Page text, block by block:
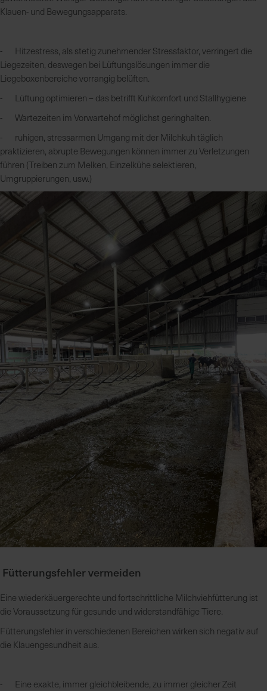
Klauen- und Bewegungsapparats.
- Hitzestress, als stetig zunehmender Stressfaktor, verringert die
Liegezeiten, deswegen bei Lüftungslösungen immer die
Liegeboxenbereiche vorrangig belüften.
- Lüftung optimieren – das betrifft Kuhkomfort und Stallhygiene
- Wartezeiten im Vorwartehof möglichst geringhalten.
- ruhigen, stressarmen Umgang mit der Milchkuh täglich
praktizieren, abrupte Bewegungen können immer zu Verletzungen
führen (Treiben zum Melken, Einzelkühe selektieren,
Umgruppierungen, usw.)
Fütterungsfehler vermeiden
Eine wiederkäuergerechte und fortschrittliche Milchviehfütterung ist
die Voraussetzung für gesunde und widerstandfähige Tiere.
Fütterungsfehler in verschiedenen Bereichen wirken sich negativ auf
die Klauengesundheit aus.
- Eine exakte, immer gleichbleibende, zu immer gleicher Zeit